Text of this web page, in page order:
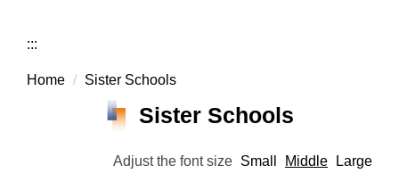
:::
Home Sister Schools
Sister Schools
Adjust the font size Small Middle Large